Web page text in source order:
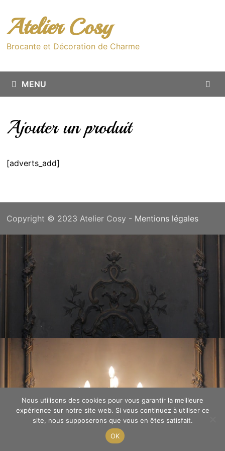
contenu
Atelier Cosy
Brocante et Décoration de Charme
MENU
Ajouter un produit
[adverts_add]
Copyright © 2023 Atelier Cosy - Mentions légales
Nous utilisons des cookies pour vous garantir la meilleure
expérience sur notre site web. Si vous continuez à utiliser ce
site, nous supposerons que vous en êtes satisfait.
OK